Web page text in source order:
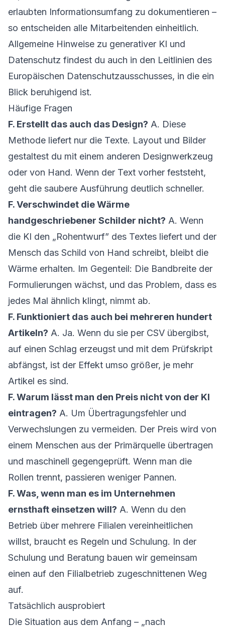
erlaubten Informationsumfang zu dokumentieren –
so entscheiden alle Mitarbeitenden einheitlich.
Allgemeine Hinweise zu generativer KI und
Datenschutz findest du auch in den Leitlinien des
Europäischen Datenschutzausschusses, in die ein
Blick beruhigend ist.
Häufige Fragen
F. Erstellt das auch das Design? A. Diese
Methode liefert nur die Texte. Layout und Bilder
gestaltest du mit einem anderen Designwerkzeug
oder von Hand. Wenn der Text vorher feststeht,
geht die saubere Ausführung deutlich schneller.
F. Verschwindet die Wärme
handgeschriebener Schilder nicht? A. Wenn
die KI den „Rohentwurf” des Textes liefert und der
Mensch das Schild von Hand schreibt, bleibt die
Wärme erhalten. Im Gegenteil: Die Bandbreite der
Formulierungen wächst, und das Problem, dass es
jedes Mal ähnlich klingt, nimmt ab.
F. Funktioniert das auch bei mehreren hundert
Artikeln? A. Ja. Wenn du sie per CSV übergibst,
auf einen Schlag erzeugst und mit dem Prüfskript
abfängst, ist der Effekt umso größer, je mehr
Artikel es sind.
F. Warum lässt man den Preis nicht von der KI
eintragen? A. Um Übertragungsfehler und
Verwechslungen zu vermeiden. Der Preis wird von
einem Menschen aus der Primärquelle übertragen
und maschinell gegengeprüft. Wenn man die
Rollen trennt, passieren weniger Pannen.
F. Was, wenn man es im Unternehmen
ernsthaft einsetzen will? A. Wenn du den
Betrieb über mehrere Filialen vereinheitlichen
willst, braucht es Regeln und Schulung. In der
Schulung und Beratung bauen wir gemeinsam
einen auf den Filialbetrieb zugeschnittenen Weg
auf.
Tatsächlich ausprobiert
Die Situation aus dem Anfang – „nach